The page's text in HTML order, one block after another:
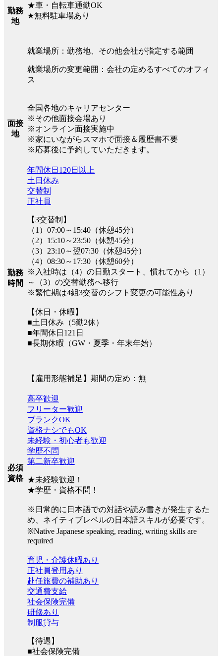
勤務
地
★車・自転車通勤OK
★無料駐車場あり
就業場所：勤務地、その他会社が指定する範囲
就業場所の変更範囲：会社の定めるすべてのオフィ
ス
面接
地
全国各地のキャリアセンター
※その他面接会場あり
※オンライン面接実施中
※家にいながらスマホで面接＆履歴書不要
※応募後に予約していただきます。
勤務
時間
年間休日120日以上
土日休み
交替制
正社員
【3交替制】
（1）07:00～15:40（休憩45分）
（2）15:10～23:50（休憩45分）
（3）23:10～翌07:30（休憩45分）
（4）08:30～17:30（休憩60分）
※入社時は（4）の日勤スタート、慣れてから（1）
～（3）の交替勤務へ移行
※繁忙期は4組3交替のシフト変更の可能性あり
【休日・休暇】
■土日休み（5勤2休）
■年間休日121日
■長期休暇（GW・夏季・年末年始）
【雇用形態補足】期間の定め：無
必須
資格
高卒歓迎
フリーター歓迎
ブランクOK
資格ナシでもOK
未経験・初心者も歓迎
学歴不問
第二新卒歓迎
★未経験歓迎！
★学歴・資格不問！
※日常的に日本語での対話や読み書きが発生するた
め、ネイティブレベルの日本語スキルが必要です。
※Native Japanese speaking, reading, writing skills are
required
育児・介護休暇あり
正社員登用あり
赴任旅費の補助あり
交通費支給
社会保険完備
研修あり
制服貸与
【待遇】
■社会保険完備